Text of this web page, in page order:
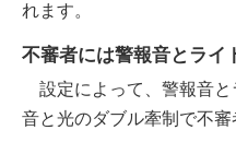
れます。
不審者には警報音とライ
設定によって、警報音と
音と光のダブル牽制で不審